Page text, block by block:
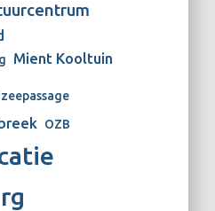
Mient Kooltuin
OZB